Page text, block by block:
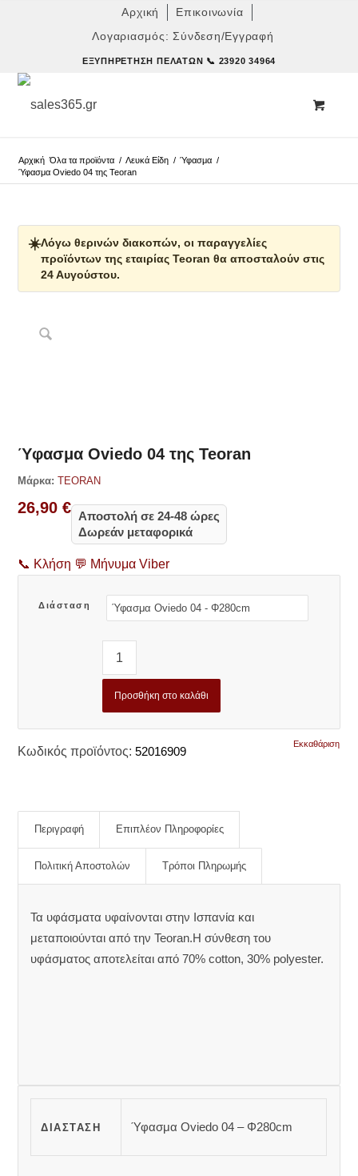
Αρχική
Επικοινωνία
Λογαριασμός: Σύνδεση/Εγγραφή
ΕΞΥΠΗΡΈΤΗΣΗ ΠΕΛΑΤΏΝ 📞 23920 34964
Αρχική Όλα τα προϊόντα / Λευκά Είδη / Ύφασμα /
Ύφασμα Oviedo 04 της Teoran
☀️Λόγω θερινών διακοπών, οι παραγγελίες
προϊόντων της εταιρίας Teoran θα αποσταλούν στις
24 Αυγούστου.
Ύφασμα Oviedo 04 της Teoran
Μάρκα: TEORAN
26,90€ Αποστολή σε 24-48 ώρες
Δωρεάν μεταφορικά
📞 Κλήση 💬 Μήνυμα Viber
Διάσταση
Εκκαθάριση
Προσθήκη στο καλάθι
Κωδικός προϊόντος: 52016909
Περιγραφή Επιπλέον Πληροφορίες
Πολιτική Αποστολών Τρόποι Πληρωμής
Τα υφάσματα υφαίνονται στην Ισπανία και
μεταποιούνται από την Teoran.Η σύνθεση του
υφάσματος αποτελείται από 70% cotton, 30% polyester.
ΔΙΆΣΤΑΣΗ Ύφασμα Oviedo 04 – Φ280cm